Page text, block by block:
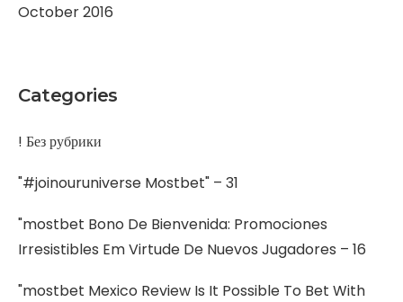
October 2016
Categories
! Без рубрики
"#joinouruniverse Mostbet" – 31
"mostbet Bono De Bienvenida: Promociones
Irresistibles Em Virtude De Nuevos Jugadores – 16
"mostbet Mexico Review Is It Possible To Bet With